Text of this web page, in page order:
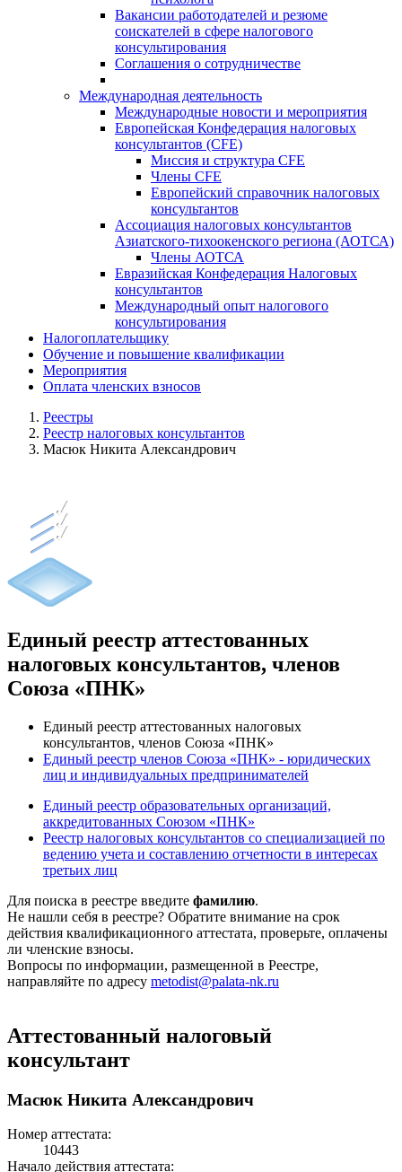
Вакансии работодателей и резюме
соискателей в сфере налогового
консультирования
Соглашения о сотрудничестве
Международная деятельность
Международные новости и мероприятия
Европейская Конфедерация налоговых
консультантов (CFE)
Миссия и структура CFE
Члены CFE
Европейский справочник налоговых
консультантов
Ассоциация налоговых консультантов
Азиатского-тихоокенского региона (АОТСА)
Члены АОТСА
Евразийская Конфедерация Налоговых
консультантов
Международный опыт налогового
консультирования
Налогоплательщику
Обучение и повышение квалификации
Мероприятия
Оплата членских взносов
Реестры
Реестр налоговых консультантов
Масюк Никита Александрович
Единый реестр аттестованных
налоговых консультантов, членов
Союза «ПНК»
Единый реестр аттестованных налоговых
консультантов, членов Союза «ПНК»
Единый реестр членов Союза «ПНК» - юридических
лиц и индивидуальных предпринимателей
Единый реестр образовательных организаций,
аккредитованных Союзом «ПНК»
Реестр налоговых консультантов со специализацией по
ведению учета и составлению отчетности в интересах
третьих лиц
Для поиска в реестре введите фамилию.
Не нашли себя в реестре? Обратите внимание на срок
действия квалификационного аттестата, проверьте, оплачены
ли членские взносы.
Вопросы по информации, размещенной в Реестре,
направляйте по адресу metodist@palata-nk.ru
Аттестованный налоговый
консультант
Масюк Никита Александрович
Номер аттестата:
10443
Начало действия аттестата: